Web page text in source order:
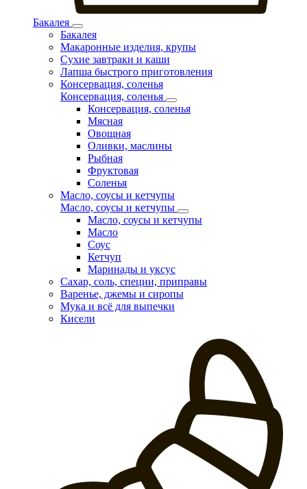
Бакалея
Бакалея
Макаронные изделия, крупы
Сухие завтраки и каши
Лапша быстрого приготовления
Консервация, соленья
Консервация, соленья
Консервация, соленья
Мясная
Овощная
Оливки, маслины
Рыбная
Фруктовая
Соленья
Масло, соусы и кетчупы
Масло, соусы и кетчупы
Масло, соусы и кетчупы
Масло
Соус
Кетчуп
Маринады и уксус
Сахар, соль, специи, приправы
Варенье, джемы и сиропы
Мука и всё для выпечки
Кисели